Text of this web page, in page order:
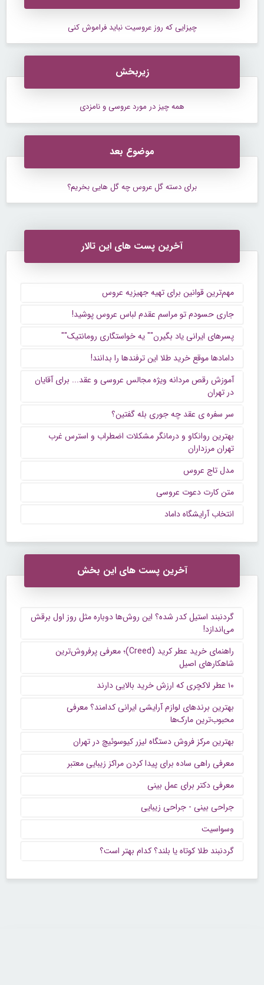
چیزایی که روز عروسیت نباید فراموش کنی
زیربخش
همه چیز در مورد عروسی و نامزدی
موضوع بعد
برای دسته گل عروس چه گل هایی بخریم؟
آخرین پست های این تالار
مهم‌ترین قوانین برای تهیه جهیزیه عروس
جاری حسودم تو مراسم عقدم لباس عروس پوشید!
پسرهای ایرانی یاد بگیرن"" یه خواستگاری رومانتیک""
دامادها موقع خرید طلا این ترفندها را بدانند!
آموزش رقص مردانه ویژه مجالس عروسی و عقد... برای آقایان
در تهران
سر سفره ی عقد چه جوری بله گفتین؟
بهترین روانکاو و درمانگر مشکلات اضطراب و استرس غرب
تهران مرزداران
مدل تاج عروس
متن کارت دعوت عروسی
انتخاب آرايشگاه داماد
آخرین پست های این بخش
گردنبند استیل کدر شده؟ این روش‌ها دوباره مثل روز اول برقش
می‌اندازد!
راهنمای خرید عطر کرید (Creed)؛ معرفی پرفروش‌ترین
شاهکارهای اصیل
۱۰ عطر لاکچری که ارزش خرید بالایی دارند
بهترین برندهای لوازم آرایشی ایرانی کدامند؟ معرفی
محبوب‌ترین مارک‌ها
بهترین مرکز فروش دستگاه لیزر کیوسوئیچ در تهران
معرفی راهی ساده برای پیدا کردن مراکز زیبایی معتبر
معرفی دکتر برای عمل بینی
جراحی بینی - جراحی زیبایی
وسواسیت
گردنبند طلا کوتاه یا بلند؟ کدام بهتر است؟